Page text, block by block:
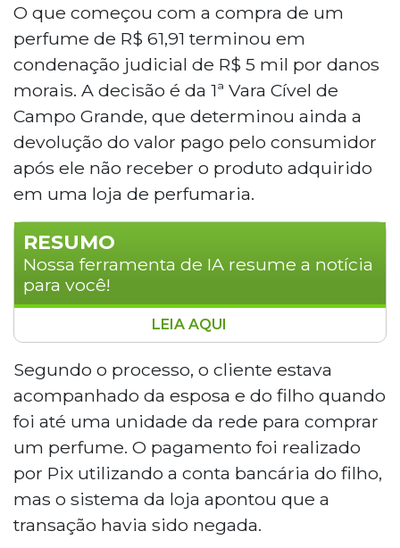
O que começou com a compra de um
perfume de R$ 61,91 terminou em
condenação judicial de R$ 5 mil por danos
morais. A decisão é da 1ª Vara Cível de
Campo Grande, que determinou ainda a
devolução do valor pago pelo consumidor
após ele não receber o produto adquirido
em uma loja de perfumaria.
RESUMO
Nossa ferramenta de IA resume a notícia
para você!
Uma loja de perfumaria foi condenada
pela 1ª Vara Cível de Campo Grande a
pagar R$ 5 mil por danos morais e
devolver R$ 61,91 a um consumidor que
pagou por um perfume via Pix, mas não
recebeu o produto. A empresa alegou
que a transação foi concluída e
repassada à franquia, porém o juiz
Giuliano Máximo Martins reconheceu
falha no serviço e responsabilidade
LEIA AQUI
Segundo o processo, o cliente estava
acompanhado da esposa e do filho quando
foi até uma unidade da rede para comprar
um perfume. O pagamento foi realizado
por Pix utilizando a conta bancária do filho,
mas o sistema da loja apontou que a
transação havia sido negada.